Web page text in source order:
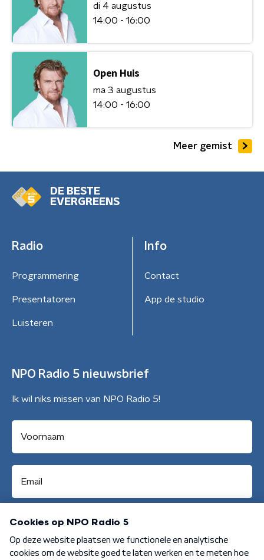
di 4 augustus
14:00 - 16:00
Open Huis
ma 3 augustus
14:00 - 16:00
Meer gemist
DE BESTE
EVERGREENS
Radio
Programmering
Presentatoren
Luisteren
Info
Contact
App de studio
NPO Radio 5 nieuwsbrief
Ik wil niks missen van NPO Radio 5!
Aanmelden